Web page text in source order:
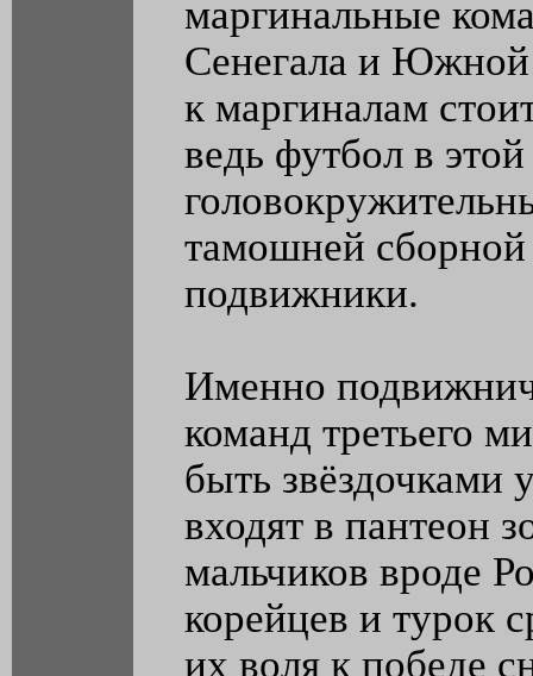
маргинальные
Сенегала и
к маргиналам
ведь футбол в
тамошней
подвижники.
Именно
команд третьего
быть звёздочками
входят в пантеон
мальчиков вроде
корейцев и турок
их воля к победе